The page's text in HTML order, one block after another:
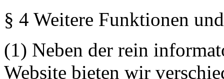
§ 4 Weitere Funktionen
(1) Neben der rein
Website bieten wir